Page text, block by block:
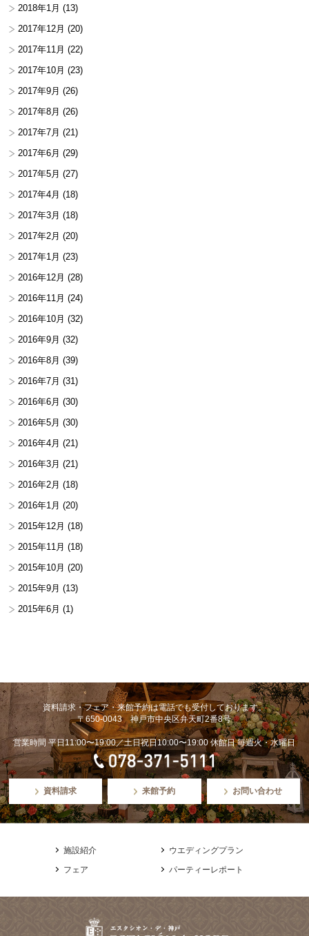
2018年1月 (13)
2017年12月 (20)
2017年11月 (22)
2017年10月 (23)
2017年9月 (26)
2017年8月 (26)
2017年7月 (21)
2017年6月 (29)
2017年5月 (27)
2017年4月 (18)
2017年3月 (18)
2017年2月 (20)
2017年1月 (23)
2016年12月 (28)
2016年11月 (24)
2016年10月 (32)
2016年9月 (32)
2016年8月 (39)
2016年7月 (31)
2016年6月 (30)
2016年5月 (30)
2016年4月 (21)
2016年3月 (21)
2016年2月 (18)
2016年1月 (20)
2015年12月 (18)
2015年11月 (18)
2015年10月 (20)
2015年9月 (13)
2015年6月 (1)
資料請求・フェア・来館予約は電話でも受付しております。
〒650-0043 神戸市中央区弁天町2番8号
営業時間 平日11:00〜19:00／土日祝日10:00〜19:00 休館日 毎週火・水曜日
資料請求 来館予約 お問い合わせ
施設紹介
ウエディングプラン
フェア
パーティーレポート